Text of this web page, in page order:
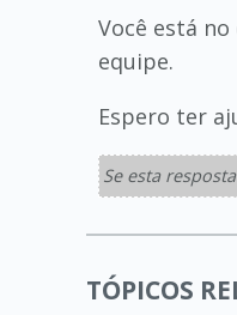
Você está
equipe.
Espero ter
Se esta
TÓPICOS